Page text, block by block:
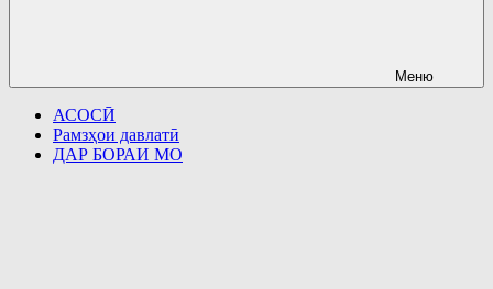
Меню
АСОСӢ
Рамзҳои давлатӣ
ДАР БОРАИ МО